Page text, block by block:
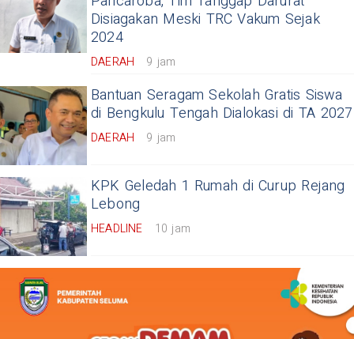
Disiagakan Meski TRC Vakum Sejak
2024
DAERAH 9 jam
Bantuan Seragam Sekolah Gratis Siswa
di Bengkulu Tengah Dialokasi di TA 2027
DAERAH 9 jam
KPK Geledah 1 Rumah di Curup Rejang
Lebong
HEADLINE 10 jam